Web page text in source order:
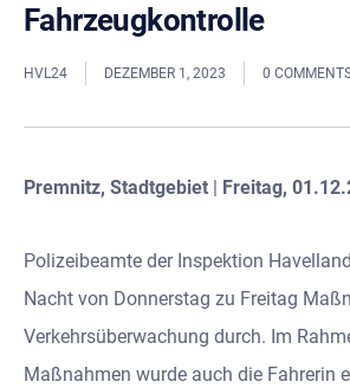
Fahrzeugkontrolle
HVL24 DEZEMBER 1, 2023 0
Premnitz, Stadtgebiet Freitag,
Polizeibeamte der Inspektion
Nacht von Donnerstag zu Freitag
Verkehrsüberwachung durch. Im
Maßnahmen wurde auch die Fahrerin